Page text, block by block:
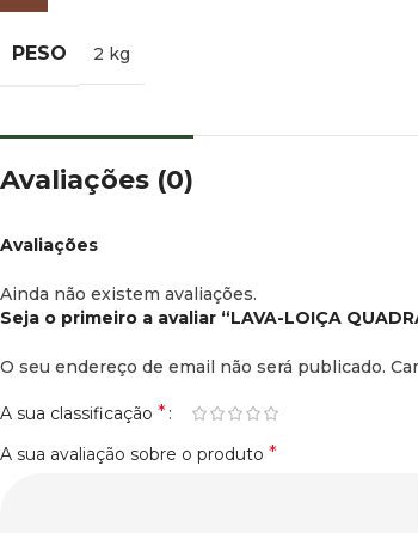
PESO 2 kg
Avaliações (0)
Avaliações
Ainda não existem avaliações.
Seja o primeiro a avaliar “LAVA-LOIÇA
O seu endereço de email não será publicado.
A sua classificação *
A sua avaliação sobre o produto *